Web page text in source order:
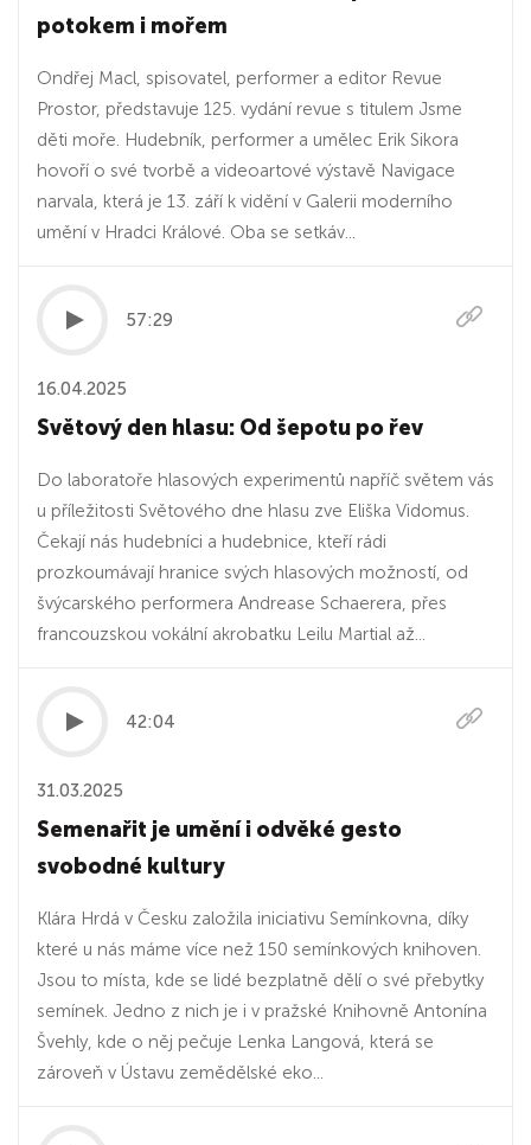
potokem i mořem
Ondřej Macl, spisovatel, performer a editor Revue
Prostor, představuje 125. vydání revue s titulem Jsme
děti moře. Hudebník, performer a umělec Erik Sikora
hovoří o své tvorbě a videoartové výstavě Navigace
narvala, která je 13. září k vidění v Galerii moderního
umění v Hradci Králové. Oba se setkáv...
57:29
16.04.2025
Světový den hlasu: Od šepotu po řev
Do laboratoře hlasových experimentů napříč světem vás
u příležitosti Světového dne hlasu zve Eliška Vidomus.
Čekají nás hudebníci a hudebnice, kteří rádi
prozkoumávají hranice svých hlasových možností, od
švýcarského performera Andrease Schaerera, přes
francouzskou vokální akrobatku Leilu Martial až...
42:04
31.03.2025
Semenařit je umění i odvěké gesto
svobodné kultury
Klára Hrdá v Česku založila iniciativu Semínkovna, díky
které u nás máme více než 150 semínkových knihoven.
Jsou to místa, kde se lidé bezplatně dělí o své přebytky
semínek. Jedno z nich je i v pražské Knihovně Antonína
Švehly, kde o něj pečuje Lenka Langová, která se
zároveň v Ústavu zemědělské eko...